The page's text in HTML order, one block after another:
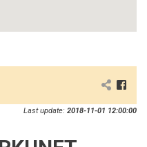
Last update: 2018-11-01 12:00:00